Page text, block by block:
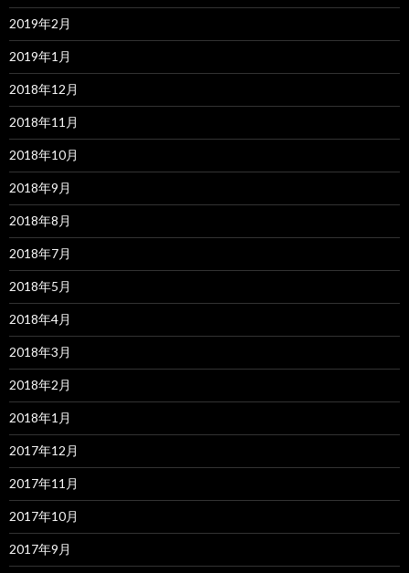
2019年2月
2019年1月
2018年12月
2018年11月
2018年10月
2018年9月
2018年8月
2018年7月
2018年5月
2018年4月
2018年3月
2018年2月
2018年1月
2017年12月
2017年11月
2017年10月
2017年9月